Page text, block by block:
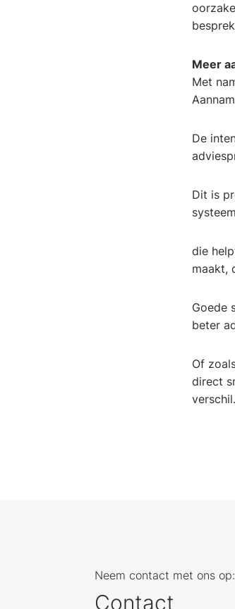
Meer
Met
De
Dit is
die
maakt,
Goede
beter
Of
direct
Neem contact met ons op:
Contact